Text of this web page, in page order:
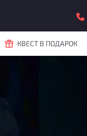
КВЕСТ В ПОДАРОК